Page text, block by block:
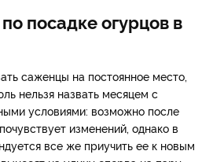
посадке огурцов в
саженцы на постоянное место,
нельзя назвать месяцем с
условиями: возможно после
изменений, однако в
все же приучить ее к новым